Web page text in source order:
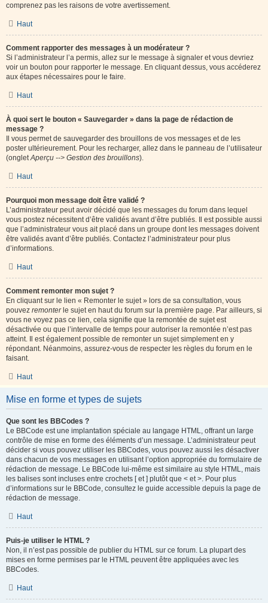
comprenez pas les raisons de votre avertissement.
Haut
Comment rapporter des messages à un modérateur ?
Si l’administrateur l’a permis, allez sur le message à signaler et vous devriez
voir un bouton pour rapporter le message. En cliquant dessus, vous accéderez
aux étapes nécessaires pour le faire.
Haut
À quoi sert le bouton « Sauvegarder » dans la page de rédaction de
message ?
Il vous permet de sauvegarder des brouillons de vos messages et de les
poster ultérieurement. Pour les recharger, allez dans le panneau de l’utilisateur
(ongletAperçu --> Gestion des brouillons).
Haut
Pourquoi mon message doit être validé ?
L’administrateur peut avoir décidé que les messages du forum dans lequel
vous postez nécessitent d’être validés avant d’être publiés. Il est possible aussi
que l’administrateur vous ait placé dans un groupe dont les messages doivent
être validés avant d’être publiés. Contactez l’administrateur pour plus
d’informations.
Haut
Comment remonter mon sujet ?
En cliquant sur le lien « Remonter le sujet » lors de sa consultation, vous
pouvez remonterle sujet en haut du forum sur la première page. Par ailleurs, si
vous ne voyez pas ce lien, cela signifie que la remontée de sujet est
désactivée ou que l’intervalle de temps pour autoriser la remontée n’est pas
atteint. Il est également possible de remonter un sujet simplement en y
répondant. Néanmoins, assurez-vous de respecter les règles du forum en le
faisant.
Haut
Mise en forme et types de sujets
Que sont les BBCodes ?
Le BBCode est une implantation spéciale au langage HTML, offrant un large
contrôle de mise en forme des éléments d’un message. L’administrateur peut
décider si vous pouvez utiliser les BBCodes, vous pouvez aussi les désactiver
dans chacun de vos messages en utilisant l’option appropriée du formulaire de
rédaction de message. Le BBCode lui-même est similaire au style HTML, mais
les balises sont incluses entre crochets [ et ] plutôt que < et >. Pour plus
d’informations sur le BBCode, consultez le guide accessible depuis la page de
rédaction de message.
Haut
Puis-je utiliser le HTML ?
Non, il n’est pas possible de publier du HTML sur ce forum. La plupart des
mises en forme permises par le HTML peuvent être appliquées avec les
BBCodes.
Haut